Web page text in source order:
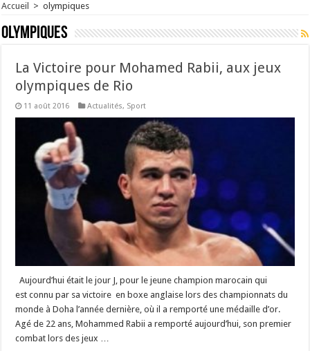
Accueil > olympiques
olympiques
La Victoire pour Mohamed Rabii, aux jeux
olympiques de Rio
11 août 2016 Actualités, Sport
Aujourd’hui était le jour J, pour le jeune champion marocain qui
est connu par sa victoire en boxe anglaise lors des championnats du
monde à Doha l’année dernière, où il a remporté une médaille d’or.
Agé de 22 ans, Mohammed Rabii a remporté aujourd’hui, son premier
combat lors des jeux …